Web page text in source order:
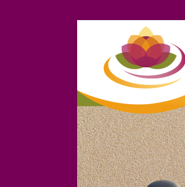
Intuitive
Körperarbeit
Ulrike
Schützenberger
Privatpraxis
für
Mensch
+
Tier